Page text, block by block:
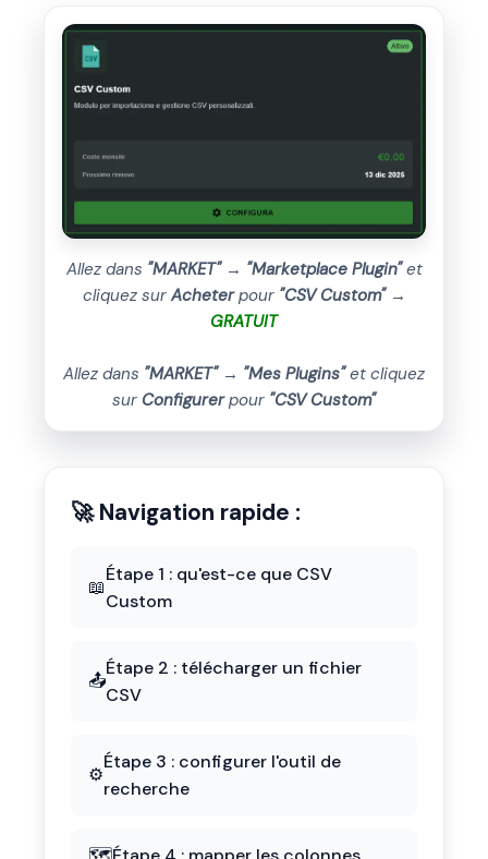
Allez dans "MARKET"→ "Marketplace Plugin"et
cliquez surAcheterpour "CSV Custom"→
GRATUIT
Allez dans "MARKET"→ "Mes Plugins"et cliquez
sur Configurerpour "CSV Custom"
🚀 Navigation rapide :
📖
Étape 1 : qu'est-ce que CSV
Custom
📤
Étape 2 : télécharger un fichier
CSV
⚙️
Étape 3 : configurer l'outil de
recherche